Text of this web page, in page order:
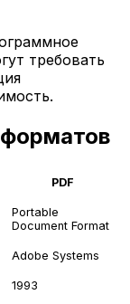
требовать
PDF
Portable
Document Format
Adobe Systems
1993